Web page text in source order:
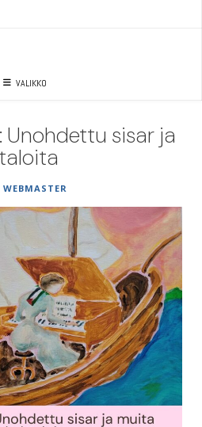
VALIKKO
Unohdettu sisar ja
WEBMASTER